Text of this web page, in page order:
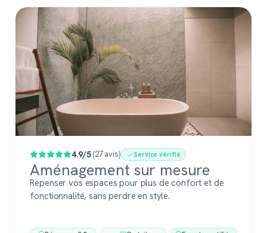
4.9/5(27 avis) Service vérifié
Aménagement sur mesure
Repenser vos espaces pour plus de confort et de
fonctionnalité, sans perdre en style.